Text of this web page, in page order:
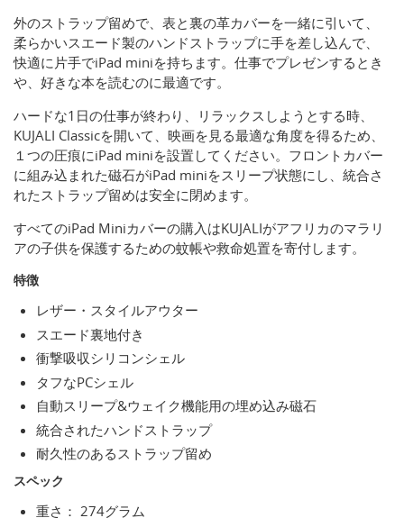
外のストラップ留めで、表と裏の革カバーを一緒に引いて、
柔らかいスエード製のハンドストラップに手を差し込んで、
快適に片手でiPad miniを持ちます。仕事でプレゼンするとき
や、好きな本を読むのに最適です。
ハードな1日の仕事が終わり、リラックスしようとする時、
KUJALI Classicを開いて、映画を見る最適な角度を得るため、
１つの圧痕にiPad miniを設置してください。フロントカバー
に組み込まれた磁石がiPad miniをスリープ状態にし、統合さ
れたストラップ留めは安全に閉めます。
すべてのiPad Miniカバーの購入はKUJALIがアフリカのマラリ
アの子供を保護するための蚊帳や救命処置を寄付します。
特徴
レザー・スタイルアウター
スエード裏地付き
衝撃吸収シリコンシェル
タフなPCシェル
自動スリープ&ウェイク機能用の埋め込み磁石
統合されたハンドストラップ
耐久性のあるストラップ留め
スペック
重さ： 274グラム